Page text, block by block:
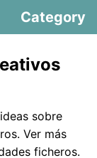
Category
sobre
Ver más
ficheros.